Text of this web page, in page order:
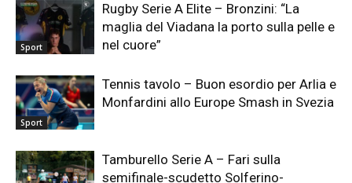
Sport
Rugby Serie A Elite – Bronzini: “La
maglia del Viadana la porto sulla pelle e
nel cuore”
Sport
Tennis tavolo – Buon esordio per Arlia e
Monfardini allo Europe Smash in Svezia
Tamburello Serie A – Fari sulla
semifinale-scudetto Solferino-